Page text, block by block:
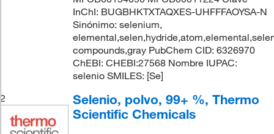
InChI: BUGBHKTXTAQXES-UHFFFAOYSA-N
Sinónimo: selenium,
compounds,gray PubChem CID: 6326970
ChEBI: CHEBI:27568 Nombre IUPAC:
selenio SMILES: [Se]
2
Selenio, polvo, 99+ %, Thermo
Scientific Chemicals